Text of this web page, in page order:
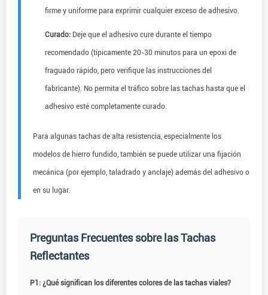
firme y uniforme para exprimir cualquier exceso de adhesivo.
Curado: Deje que el adhesivo cure durante el tiempo
recomendado (típicamente 20-30 minutos para un epoxi de
fraguado rápido, pero verifique las instrucciones del
fabricante). No permita el tráfico sobre las tachas hasta que el
adhesivo esté completamente curado.
Para algunas tachas de alta resistencia, especialmente los
modelos de hierro fundido, también se puede utilizar una fijación
mecánica (por ejemplo, taladrado y anclaje) además del adhesivo o
en su lugar.
Preguntas Frecuentes sobre las Tachas
Reflectantes
P1: ¿Qué significan los diferentes colores de las tachas viales?